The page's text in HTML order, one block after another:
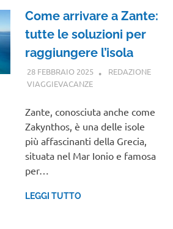
Come arrivare a Zante:
tutte le soluzioni per
raggiungere l’isola
28 FEBBRAIO 2025
REDAZIONE
VIAGGIEVACANZEGUIDE
Zante, conosciuta anche come
Zakynthos, è una delle isole
più affascinanti della Grecia,
situata nel Mar Ionio e famosa
per…
LEGGI TUTTO